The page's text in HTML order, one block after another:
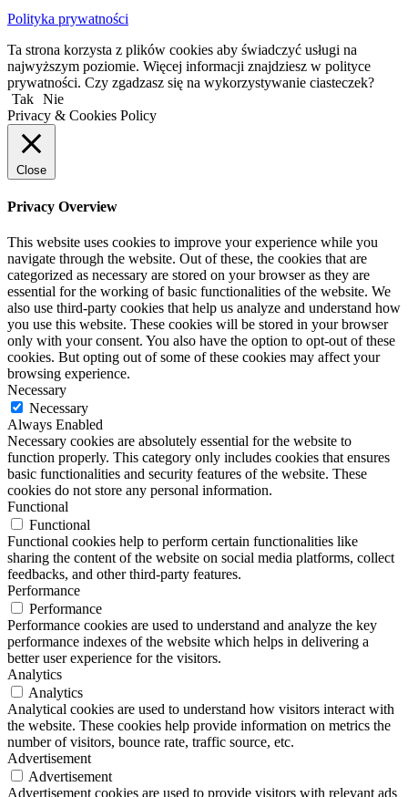
Polityka prywatności
Ta strona korzysta z plików cookies aby świadczyć usługi na
najwyższym poziomie. Więcej informacji znajdziesz w polityce
prywatności. Czy zgadzasz się na wykorzystywanie ciasteczek?
Tak Nie
Privacy & Cookies Policy
Close
Privacy Overview
This website uses cookies to improve your experience while you
navigate through the website. Out of these, the cookies that are
categorized as necessary are stored on your browser as they are
essential for the working of basic functionalities of the website. We
also use third-party cookies that help us analyze and understand how
you use this website. These cookies will be stored in your browser
only with your consent. You also have the option to opt-out of these
cookies. But opting out of some of these cookies may affect your
browsing experience.
Necessary
Necessary
Always Enabled
Necessary cookies are absolutely essential for the website to
function properly. This category only includes cookies that ensures
basic functionalities and security features of the website. These
cookies do not store any personal information.
Functional
Functional
Functional cookies help to perform certain functionalities like
sharing the content of the website on social media platforms, collect
feedbacks, and other third-party features.
Performance
Performance
Performance cookies are used to understand and analyze the key
performance indexes of the website which helps in delivering a
better user experience for the visitors.
Analytics
Analytics
Analytical cookies are used to understand how visitors interact with
the website. These cookies help provide information on metrics the
number of visitors, bounce rate, traffic source, etc.
Advertisement
Advertisement
Advertisement cookies are used to provide visitors with relevant ads